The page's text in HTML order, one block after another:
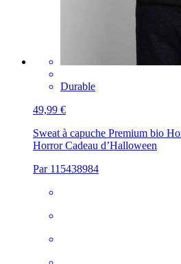
Durable
49,99 €
Sweat à capuche Premium bio
Horror Cadeau d’Halloween
Par 115438984